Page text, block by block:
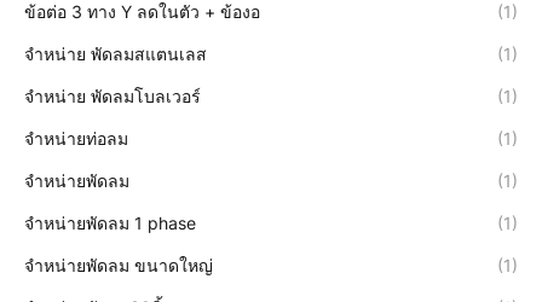
ข้อต่อ 3 ทาง Y ลดในตัว + ข้องอ (1)
จำหน่าย พัดลมสแตนเลส (1)
จำหน่าย พัดลมโบลเวอร์ (1)
จำหน่ายท่อลม (1)
จำหน่ายพัดลม (1)
จำหน่ายพัดลม 1 phase (1)
จำหน่ายพัดลม ขนาดใหญ่ (1)